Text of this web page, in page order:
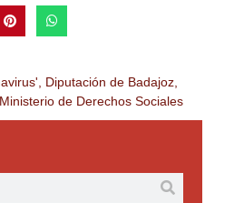
Diputación de Badajoz,
Ministerio de Derechos Sociales